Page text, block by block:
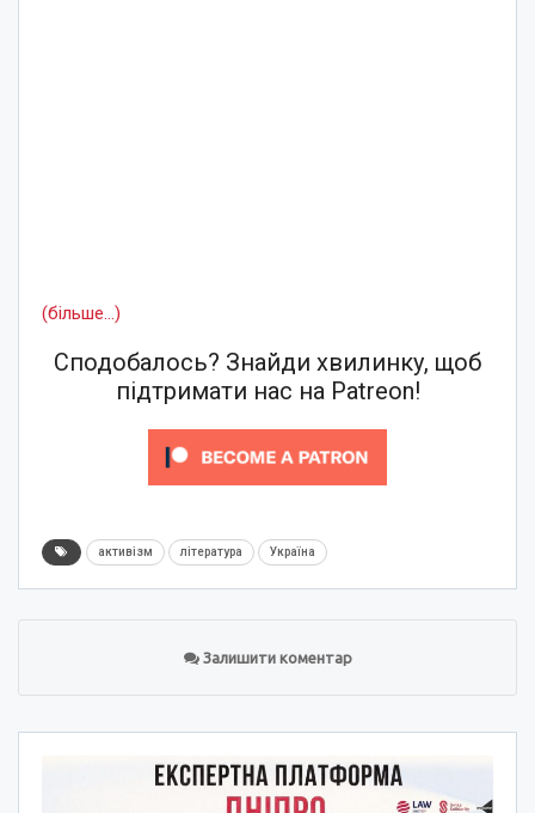
(більше…)
Сподобалось? Знайди хвилинку, щоб
підтримати нас на Patreon!
активізм література Україна
Залишити коментар